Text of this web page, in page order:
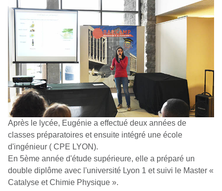
Après le lycée, Eugénie a effectué deux années de
classes préparatoires et ensuite intégré une école
d'ingénieur ( CPE LYON).
En 5ème année d'étude supérieure, elle a préparé un
double diplôme avec l'université Lyon 1 et suivi le Master «
Catalyse et Chimie Physique ».